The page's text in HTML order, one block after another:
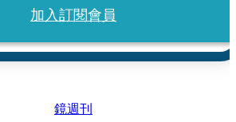
加入訂閱會員
鏡週刊